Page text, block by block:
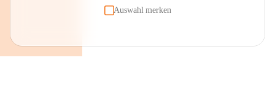
Auswahl merken